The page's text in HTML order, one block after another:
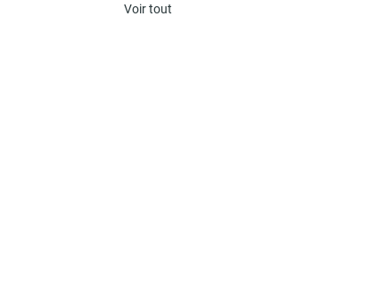
Voir tout